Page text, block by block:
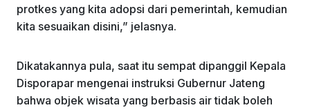
protkes yang kita adopsi dari pemerintah, kemudian
kita sesuaikan disini,” jelasnya.
Dikatakannya pula, saat itu sempat dipanggil Kepala
Disporapar mengenai instruksi Gubernur Jateng
bahwa objek wisata yang berbasis air tidak boleh